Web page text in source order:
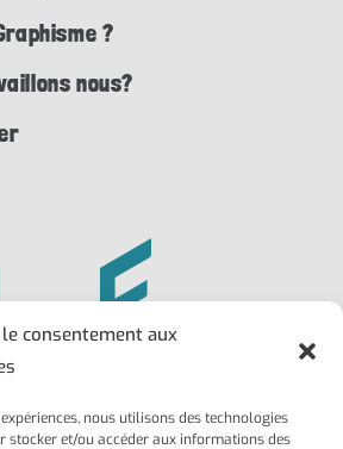
le consentement aux
nous utilisons des technologies
stocker et/ou accéder aux informations des
?
nous?
Frédéric